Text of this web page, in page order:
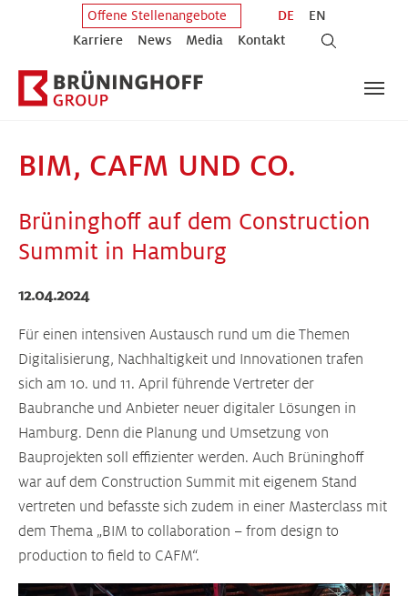
Zum Hauptinhalt springen
Zum Fuß der Seite springen
Offene Stellenangebote
Karriere
News Media Kontakt
DE EN
BIM, CAFM UND CO.
Brüninghoff auf dem Construction
Summit in Hamburg
12.04.2024
Für einen intensiven Austausch rund um die Themen
Digitalisierung, Nachhaltigkeit und Innovationen trafen
sich am 10. und 11. April führende Vertreter der
Baubranche und Anbieter neuer digitaler Lösungen in
Hamburg. Denn die Planung und Umsetzung von
Bauprojekten soll effizienter werden. Auch Brüninghoff
war auf dem Construction Summit mit eigenem Stand
vertreten und befasste sich zudem in einer Masterclass mit
dem Thema „BIM to collaboration – from design to
production to field to CAFM“.